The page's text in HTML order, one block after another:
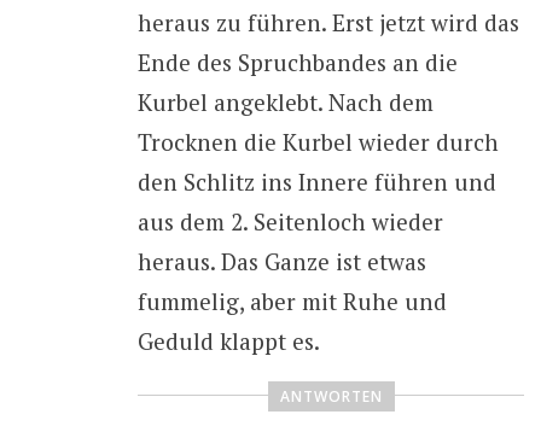
heraus zu führen. Erst jetzt wird das
Ende des Spruchbandes an die
Kurbel angeklebt. Nach dem
Trocknen die Kurbel wieder durch
den Schlitz ins Innere führen und
aus dem 2. Seitenloch wieder
heraus. Das Ganze ist etwas
fummelig, aber mit Ruhe und
Geduld klappt es.
ANTWORTEN